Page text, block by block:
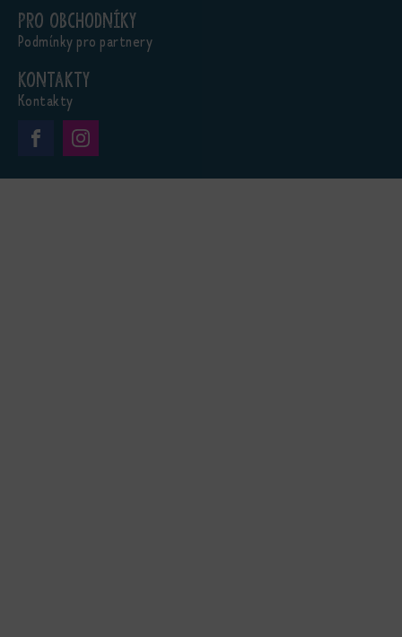
Pro obchodníky
Podmínky pro partnery
Kontakty
Kontakty